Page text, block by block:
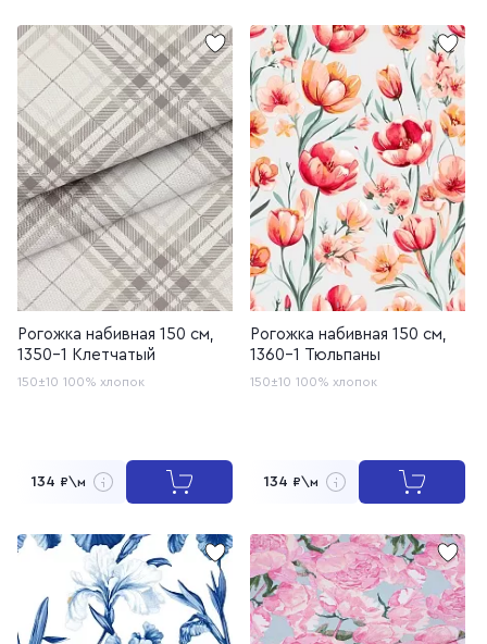
Рогожка набивная 150 см,
1350-1 Клетчатый
150±10 100% хлопок
134 ₽\м
Рогожка набивная 150 см,
1360-1 Тюльпаны
150±10 100% хлопок
134 ₽\м